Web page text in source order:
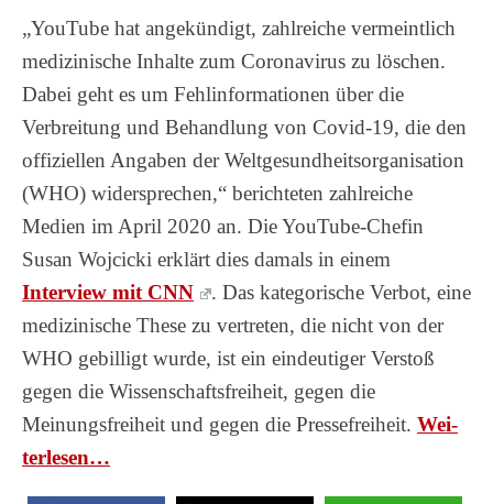
„YouTube hat angekündigt, zahlreiche vermeintlich
medizinische Inhalte zum Coronavirus zu löschen.
Dabei geht es um Fehlinformationen über die
Verbreitung und Behandlung von Covid-19, die den
offiziellen Angaben der Weltgesundheitsorganisation
(WHO) widersprechen,“ berichteten zahlreiche
Medien im April 2020 an. Die YouTube-Chefin
Susan Wojcicki erklärt dies damals in einem
Interview mit CNN
. Das kategorische Verbot, eine
medizinische These zu vertreten, die nicht von der
WHO gebilligt wurde, ist ein eindeutiger Verstoß
gegen die Wissenschaftsfreiheit, gegen die
Meinungsfreiheit und gegen die Pressefreiheit. Wei­
ter­le­sen…